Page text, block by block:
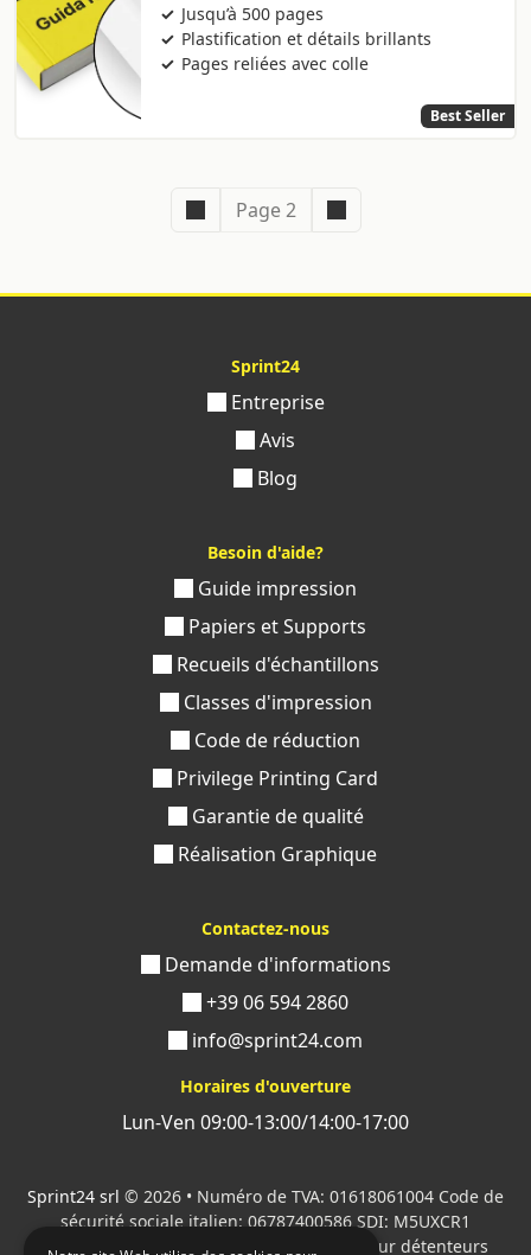
Jusqu’à 500 pages
Plastification et détails brillants
Pages reliées avec colle
Best Seller
Page 2
Sprint24
Entreprise
Avis
Blog
Besoin d'aide?
Guide impression
Papiers et Supports
Recueils d'échantillons
Classes d'impression
Code de réduction
Privilege Printing Card
Garantie de qualité
Réalisation Graphique
Contactez-nous
Demande d'informations
+39 06 594 2860
info@sprint24.com
Horaires d'ouverture
Lun-Ven 09:00-13:00/14:00-17:00
Sprint24 srl © 2026 • Numéro de TVA: 01618061004 Code de
sécurité sociale italien: 06787400586 SDI: M5UXCR1
Tous les logos cités sont la propriété de leur détenteurs